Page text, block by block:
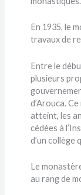
En 1935, le
travaux de
Entre le
plusieurs
d’Arouca. Ce
atteint, les
cédées à
d’un collège
Le
au rang de